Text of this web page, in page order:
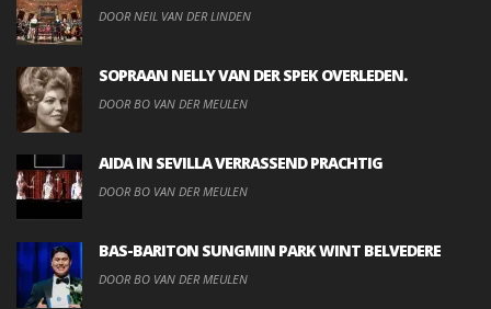
DOOR NEIL VAN DER LINDEN
SOPRAAN NELLY VAN DER SPEK OVERLEDEN.
DOOR BO VAN DER MEULEN
AIDA IN SEVILLA VERRASSEND PRACHTIG
DOOR BO VAN DER MEULEN
BAS-BARITON SUNGMIN PARK WINT BELVEDERE
DOOR BO VAN DER MEULEN